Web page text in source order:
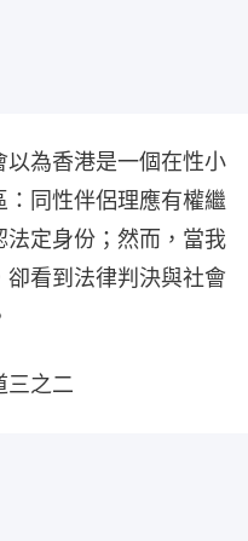
為香港是一個在性小
同性伴侶理應有權繼
定身份；然而，當我
看到法律判決與社會
三之二